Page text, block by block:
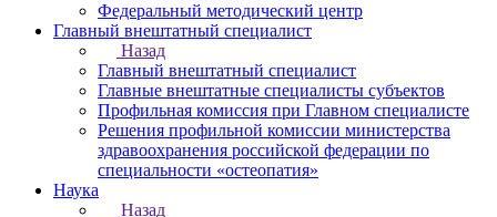
Федеральный методический центр
Главный внештатный специалист
Назад
Главный внештатный специалист
Главные внештатные специалисты субъектов
Профильная комиссия при Главном специалисте
Решения профильной комиссии министерства
здравоохранения российской федерации по
специальности «остеопатия»
Наука
Назад